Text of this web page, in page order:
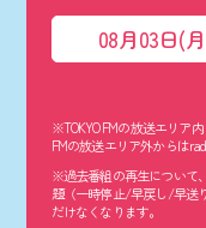
08月03日(
※TOKYO FMの放送エリア
FMの放送エリア外からは
※過去番組の再生について
題（一時停止/早戻し/早送
だけなくなります。